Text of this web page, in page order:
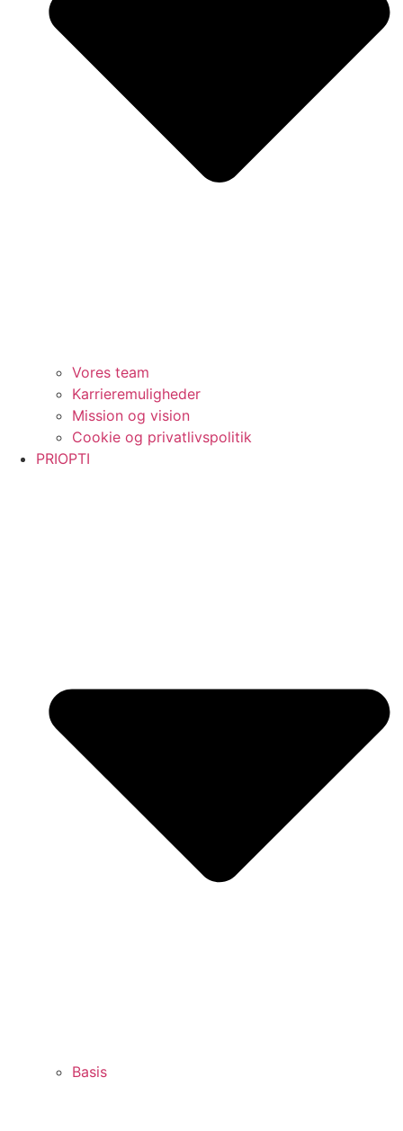
Vores team
Karrieremuligheder
Mission og vision
Cookie og privatlivspolitik
PRIOPTI
Basis